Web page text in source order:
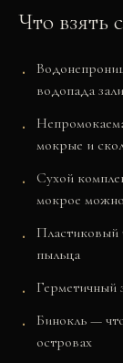
Что взять
водопада
мокрые и
Сухой
мокрое
Пластиковый
пыльца
Герметичный
Бинокль —
островах